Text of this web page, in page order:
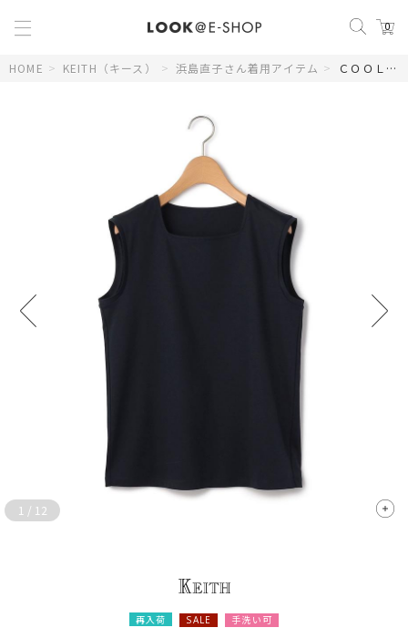
0
HOME > KEITH（キース） > 浜島直子さん着用アイテム > ＣＯＯＬスムースノースリーブ
1 / 12
再入荷 SALE 手洗い可